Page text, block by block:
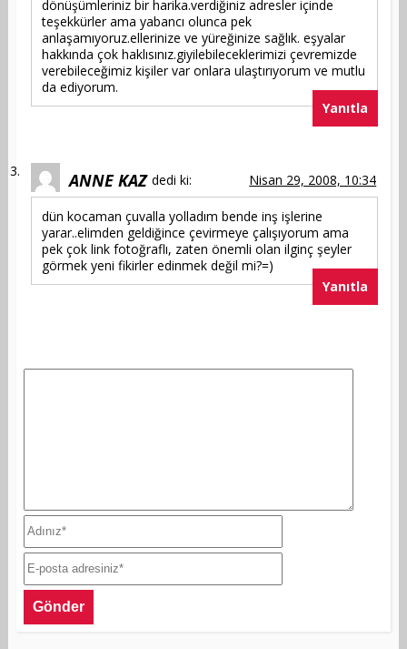
dönüşümleriniz bir harika.verdiğiniz adresler içinde
teşekkürler ama yabancı olunca pek
anlaşamıyoruz.ellerinize ve yüreğinize sağlık. eşyalar
hakkında çok haklısınız.giyilebileceklerimizi çevremizde
verebileceğimiz kişiler var onlara ulaştırıyorum ve mutlu
da ediyorum.
Yanıtla
ANNE KAZ dedi ki: Nisan 29, 2008, 10:34
dün kocaman çuvalla yolladım bende inş işlerine
yarar..elimden geldiğince çevirmeye çalışıyorum ama
pek çok link fotoğraflı, zaten önemli olan ilginç şeyler
görmek yeni fikirler edinmek değil mi?=)
Yanıtla